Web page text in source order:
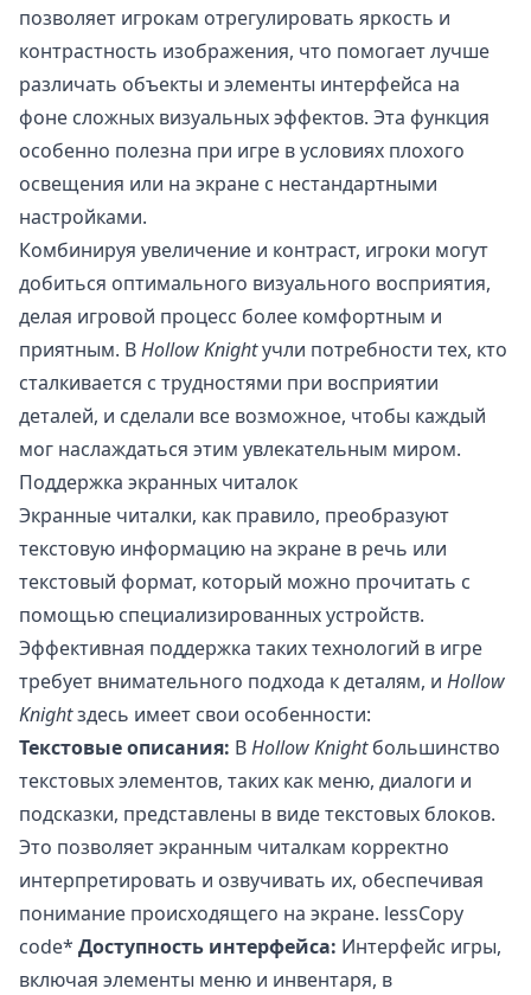
позволяет игрокам отрегулировать яркость и
контрастность изображения, что помогает лучше
различать объекты и элементы интерфейса на
фоне сложных визуальных эффектов. Эта функция
особенно полезна при игре в условиях плохого
освещения или на экране с нестандартными
настройками.
Комбинируя увеличение и контраст, игроки могут
добиться оптимального визуального восприятия,
делая игровой процесс более комфортным и
приятным. ВHollow Knightучли потребности тех, кто
сталкивается с трудностями при восприятии
деталей, и сделали все возможное, чтобы каждый
мог наслаждаться этим увлекательным миром.
Поддержка экранных читалок
Экранные читалки, как правило, преобразуют
текстовую информацию на экране в речь или
текстовый формат, который можно прочитать с
помощью специализированных устройств.
Эффективная поддержка таких технологий в игре
требует внимательного подхода к деталям, и Hollow
Knightздесь имеет свои особенности:
Текстовые описания: ВHollow Knightбольшинство
текстовых элементов, таких как меню, диалоги и
подсказки, представлены в виде текстовых блоков.
Это позволяет экранным читалкам корректно
интерпретировать и озвучивать их, обеспечивая
понимание происходящего на экране. lessCopy
code* Доступность интерфейса: Интерфейс игры,
включая элементы меню и инвентаря, в